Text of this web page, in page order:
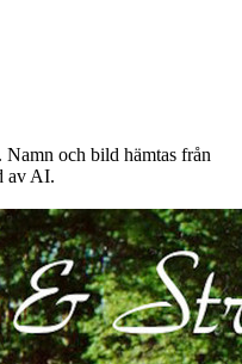
och bild hämtas från
av AI.